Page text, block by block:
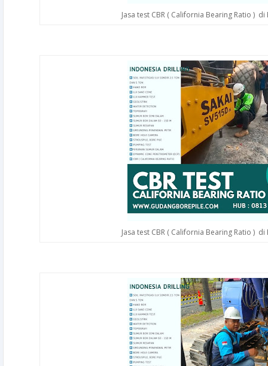
Jasa test CBR ( California Bearing Ratio )
Jasa test CBR ( California Bearing Ratio )